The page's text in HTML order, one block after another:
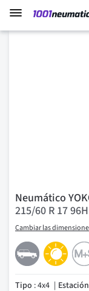
Neumático
215/60 R 17 96H
Cambiar las
Tipo : 4x4 Estación